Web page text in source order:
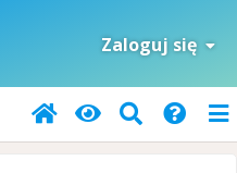
Zaloguj się